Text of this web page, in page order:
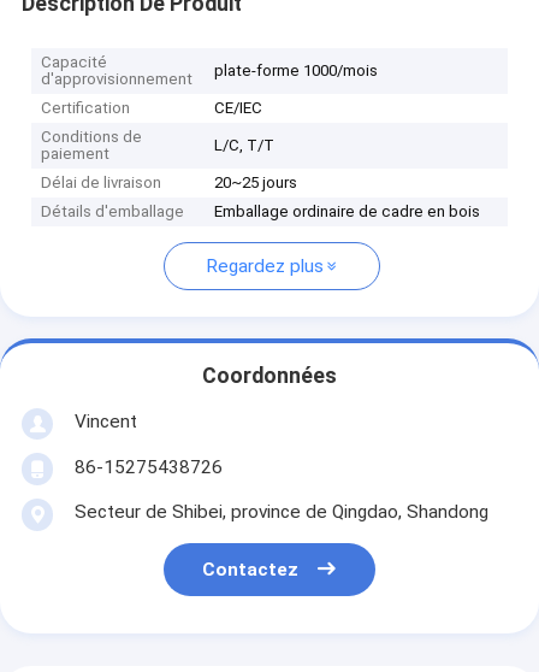
Capacité
d'approvisionnement
plate-forme 1000/mois
Certification
CE/IEC
Conditions de
paiement
L/C, T/T
Délai de livraison
20~25 jours
Détails d'emballage
Emballage ordinaire de cadre en bois
Regardez plus
Coordonnées
Vincent
86-15275438726
Secteur de Shibei, province de Qingdao, Shandong
Contactez